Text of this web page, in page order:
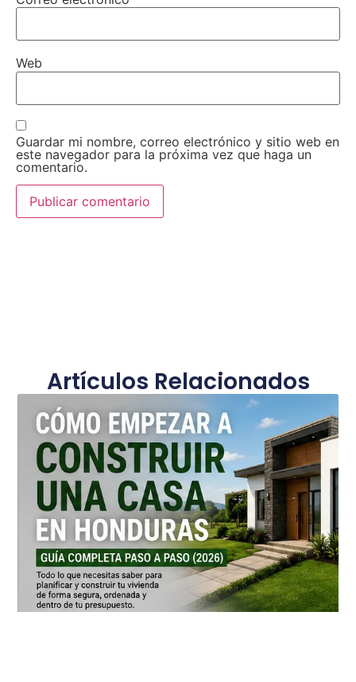
Web
Guardar mi nombre, correo electrónico y sitio web en
este navegador para la próxima vez que haga un
comentario.
Artículos Relacionados